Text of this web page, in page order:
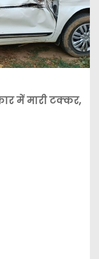
में मारी टक्कर,